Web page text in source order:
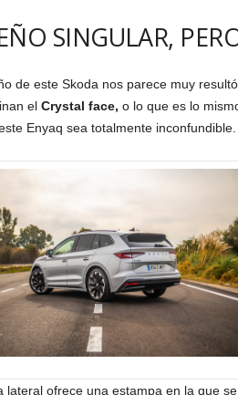
SINGULAR,
de este Skoda nos parece muy
el Crystal face, o lo que es lo
Enyaq sea totalmente inconfundible.
lateral ofrece una estampa en la que